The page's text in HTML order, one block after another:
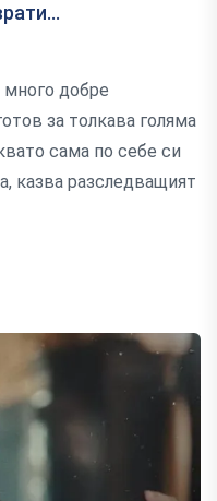
добре
за толкава голяма
сама по себе си
казва разследващият